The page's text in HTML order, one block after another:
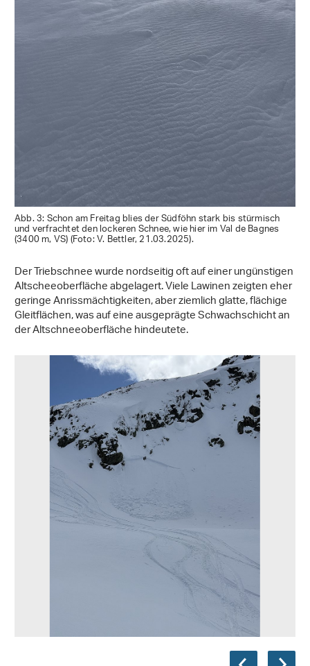
Abb. 3: Schon am Freitag blies der Südföhn stark bis stürmisch
und verfrachtet den lockeren Schnee, wie hier im Val de Bagnes
(3400 m, VS) (Foto: V. Bettler, 21.03.2025).
Der Triebschnee wurde nordseitig oft auf einer ungünstigen
Altscheeoberfläche abgelagert. Viele Lawinen zeigten eher
geringe Anrissmächtigkeiten, aber ziemlich glatte, flächige
Gleitflächen, was auf eine ausgeprägte Schwachschicht an
der Altschneeoberfläche hindeutete.